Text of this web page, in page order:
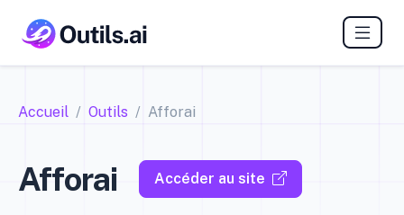
Accueil Outils Afforai
Afforai Accéder au site